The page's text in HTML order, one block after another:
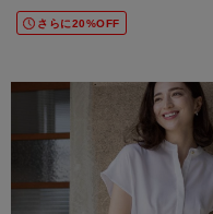
さらに20%OFF